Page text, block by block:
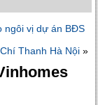
ngôi vị dự án BĐS
Thanh Hà Nội»